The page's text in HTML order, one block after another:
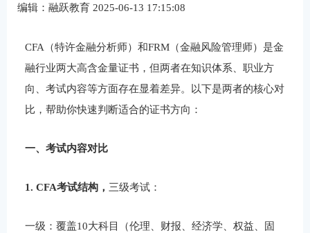
编辑：融跃教育 2025-06-13 17:15:08
CFA（特许金融分析师）和FRM（金融风险管理师）是金
融行业两大高含金量证书，但两者在知识体系、职业方
向、考试内容等方面存在显着差异。以下是两者的核心对
比，帮助你快速判断适合的证书方向：
一、考试内容对比
1. CFA考试结构， 三级考试：
一级：覆盖10大科目（伦理、财报、经济学、权益、固